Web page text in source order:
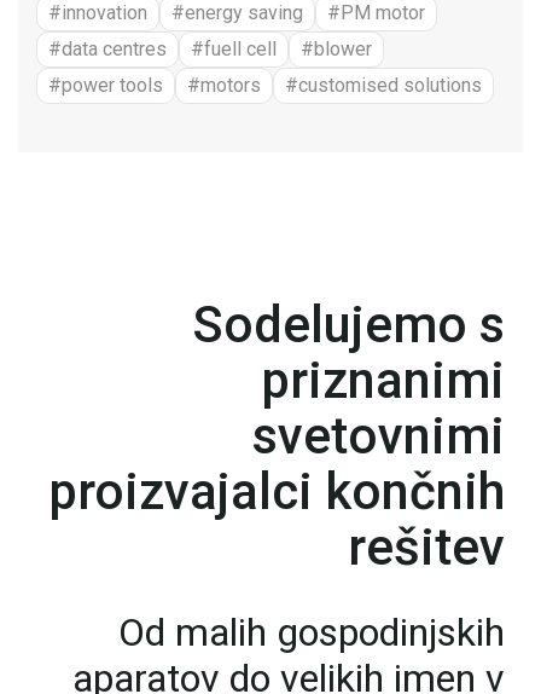
#innovation
#energy saving
#PM motor
#data centres
#fuell cell
#blower
#power tools
#motors #customised solutions
Sodelujemo s
priznanimi
svetovnimi
proizvajalci končnih
rešitev
Od malih gospodinjskih
aparatov do velikih imen v